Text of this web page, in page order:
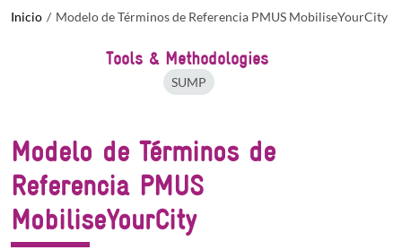
Inicio Modelo de Términos de Referencia PMUS MobiliseYourCity
Tools & Methodologies
SUMP
Modelo de Términos de
Referencia PMUS
MobiliseYourCity